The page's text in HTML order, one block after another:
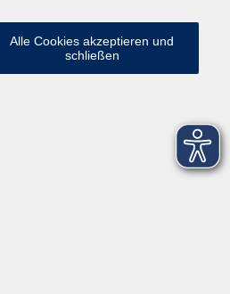
Alle Cookies akzeptieren und
schließen